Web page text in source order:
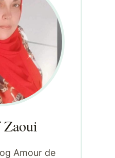
Amour de